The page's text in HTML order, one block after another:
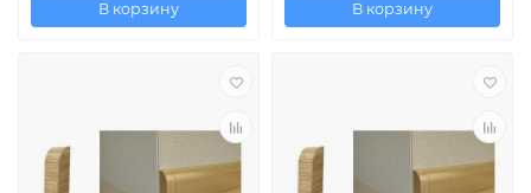
В корзину В корзину